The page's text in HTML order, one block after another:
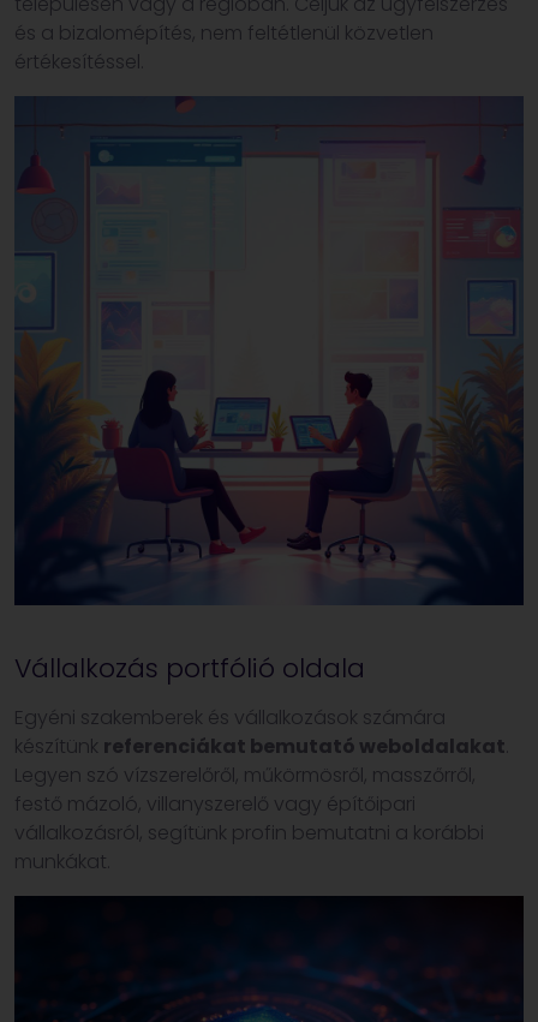
és a bizalomépítés, nem feltétlenül közvetlen
értékesítéssel.
Vállalkozás portfólió oldala
Egyéni szakemberek és vállalkozások számára
készítünk referenciákat bemutató weboldalakat
Legyen szó vízszerelőről, műkörmösről, masszőrről,
festő mázoló, villanyszerelő vagy építőipari
vállalkozásról, segítünk profin bemutatni a korábbi
munkákat.